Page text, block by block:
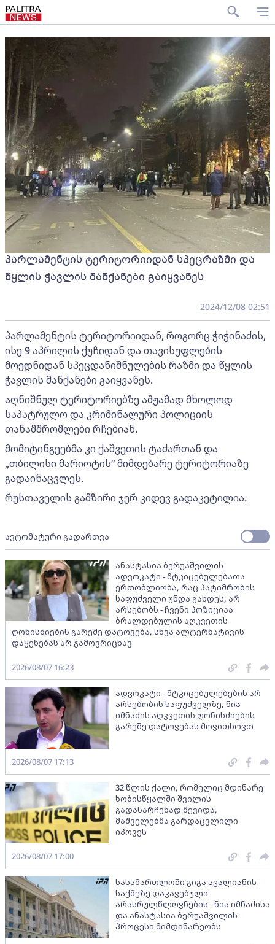
პარლამენტის ტერიტორიიდან სპეცრაზმი და
წყლის ჭავლის მანქანები გაიყვანეს
2024/12/08 02:51
პარლამენტის ტერიტორიიდან, როგორც ჭიჭინაძის,
ისე 9 აპრილის ქუჩიდან და თავისუფლების
მოედნიდან სპეცდანიშნულების რაზმი და წყლის
ჭავლის მანქანები გაიყვანეს.
აღნიშნულ ტერიტორიებზე ამჟამად მხოლოდ
საპატრულო და კრიმინალური პოლიციის
თანამშრომლები რჩებიან.
მომიტინგეებმა კი ქაშვეთის ტაძართან და
„თბილისი მარიოტის“ მიმდებარე ტერიტორიაზე
გადაინაცვლეს.
რუსთაველის გამზირი ჯერ კიდევ გადაკეტილია.
ავტომატური გადართვა
ანასტასია ბერუაშვილის
ადვოკატი - მტკიცებულებათა
ერთობლიობა, რაც პატიმრობის
საფუძველი უნდა გახდეს, არ
არსებობს - ჩვენი პოზიციაა
ბრალდებულის აღკვეთის
ღონისძიების გარეშე დატოვება, სხვა ალტერნატივის
დაყენებას არ გამოვრიცხავ
2026/08/07 16:23
ადვოკატი - მტკიცებულებების არ
არსებობის საფუძველზე, ნია
იმნაძის აღკვეთის ღონისძიების
გარეშე დატოვებას მოვითხოვთ
2026/08/07 17:13
32 წლის ქალი, რომელიც მდინარე
ხობისწყალში შვილის
გადასარჩენად შევიდა,
მაშველებმა გარდაცვლილი
იპოვეს
2026/08/07 17:00
სასამართლოში გიგა ავალიანის
საქმეზე დაკავებული
არასრულწლოვნების - ნია იმნაძისა
და ანასტასია ბერუაშვილის
პროცესი მიმდინარეობს